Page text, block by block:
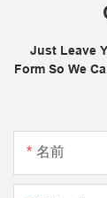
Just Leave
Form So We
名前